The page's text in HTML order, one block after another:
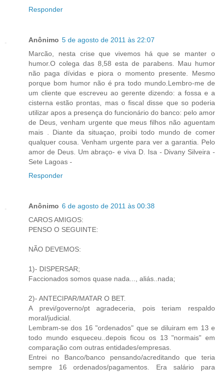
Responder
Anônimo 5 de agosto de 2011 às 22:07
Marcão, nesta crise que vivemos há que se manter o
humor.O colega das 8,58 esta de parabens. Mau humor
não paga dívidas e piora o momento presente. Mesmo
porque bom humor não é pra todo mundo.Lembro-me de
um cliente que escreveu ao gerente dizendo: a fossa e a
cisterna estão prontas, mas o fiscal disse que so poderia
utilizar apos a presença do funcionário do banco: pelo amor
de Deus, venham urgente que meus filhos não aguentam
mais . Diante da situaçao, proibi todo mundo de comer
qualquer cousa. Venham urgente para ver a garantia. Pelo
amor de Deus. Um abraço- e viva D. Isa - Divany Silveira -
Sete Lagoas -
Responder
Anônimo 6 de agosto de 2011 às 00:38
CAROS AMIGOS:
PENSO O SEGUINTE:
NÃO DEVEMOS:
1)- DISPERSAR;
Faccionados somos quase nada..., aliás..nada;
2)- ANTECIPAR/MATAR O BET.
A previ/governo/pt agradeceria, pois teriam respaldo
moral/judicial.
Lembram-se dos 16 "ordenados" que se diluiram em 13 e
todo mundo esqueceu..depois ficou os 13 "normais" em
comparação com outras entidades/empresas.
Entrei no Banco/banco pensando/acreditando que teria
sempre 16 ordenados/pagamentos. Era salário para